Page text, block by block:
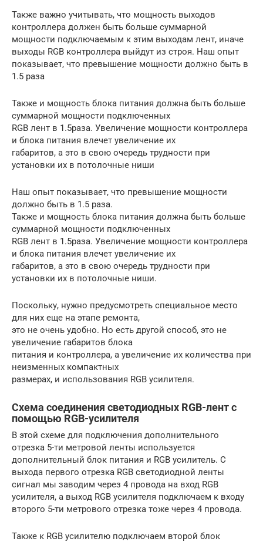
Также важно учитывать, что мощность выходов
контроллера должен быть больше суммарной
мощности подключаемым к этим выходам лент, иначе
выходы RGB контроллера выйдут из строя. Наш опыт
показывает, что превышение мощности должно быть в
1.5 раза
Также и мощность блока питания должна быть больше
суммарной мощности подключенных
RGB лент в 1.5раза. Увеличение мощности контроллера
и блока питания влечет увеличение их
габаритов, а это в свою очередь трудности при
установки их в потолочные ниши
Наш опыт показывает, что превышение мощности
должно быть в 1.5 раза.
Также и мощность блока питания должна быть больше
суммарной мощности подключенных
RGB лент в 1.5раза. Увеличение мощности контроллера
и блока питания влечет увеличение их
габаритов, а это в свою очередь трудности при
установки их в потолочные ниши.
Поскольку, нужно предусмотреть специальное место
для них еще на этапе ремонта,
это не очень удобно. Но есть другой способ, это не
увеличение габаритов блока
питания и контроллера, а увеличение их количества при
неизменных компактных
размерах, и использования RGB усилителя.
Схема соединения светодиодных RGB-лент с
помощью RGB-усилителя
В этой схеме для подключения дополнительного
отрезка 5-ти метровой ленты используется
дополнительный блок питания и RGB усилитель. С
выхода первого отрезка RGB светодиодной ленты
сигнал мы заводим через 4 провода на вход RGB
усилителя, а выход RGB усилителя подключаем к входу
второго 5-ти метрового отрезка тоже через 4 провода.
Также к RGB усилителю подключаем второй блок